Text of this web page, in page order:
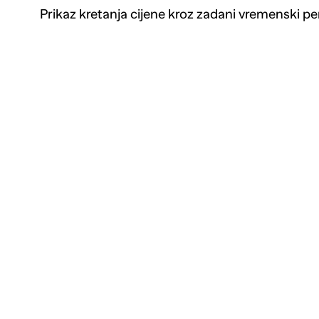
Prikaz kretanja cijene kroz zadani vremenski